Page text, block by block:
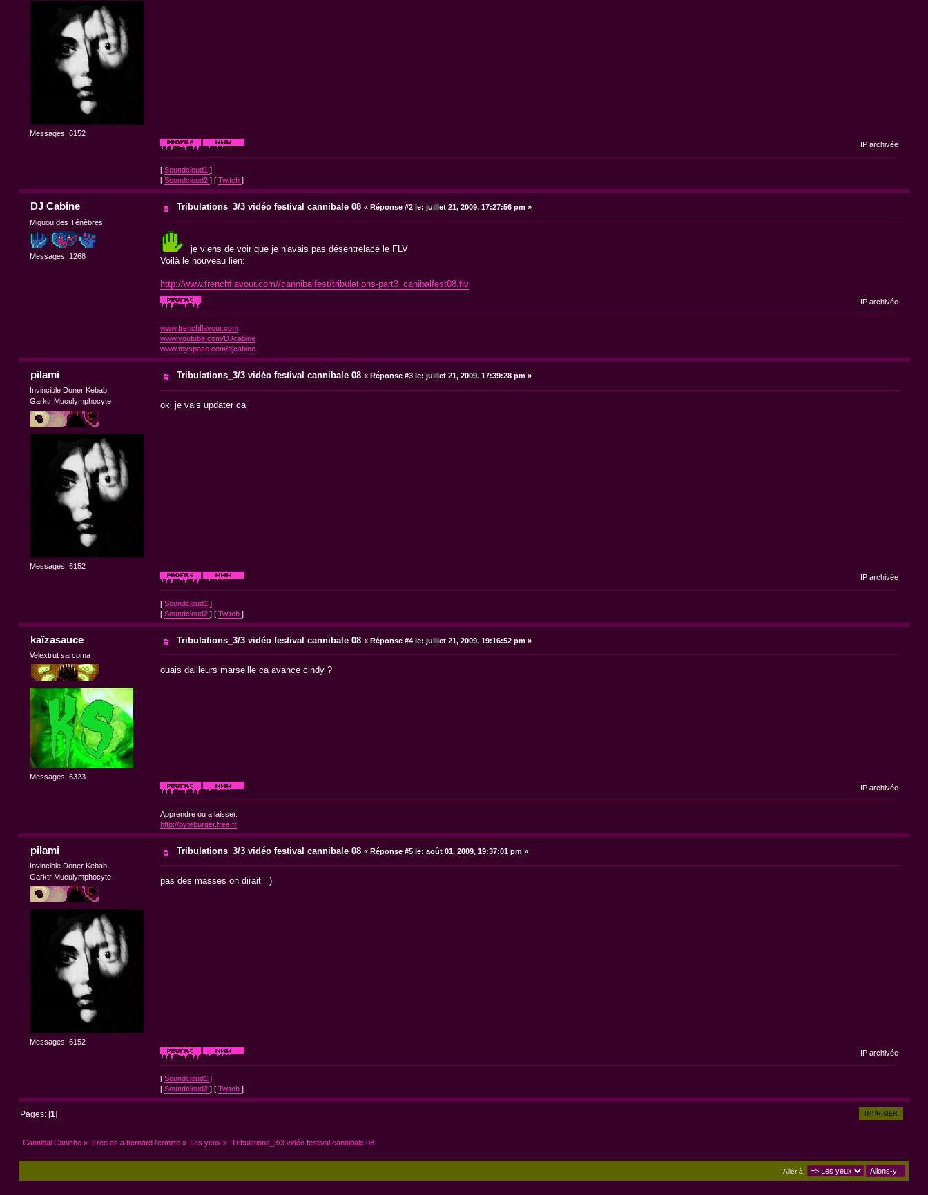
Messages: 6152
IP archivée
[ Soundcloud1 ]
[ Soundcloud2 ] [ Twitch ]
DJ Cabine
Miguou des Ténèbres
Messages: 1268
Tribulations_3/3 vidéo festival cannibale 08 « Réponse #2 le: juillet 21, 2009, 17:27:56 pm »
je viens de voir que je n'avais pas désentrelacé le FLV
Voilà le nouveau lien:
http://www.frenchflavour.com//cannibalfest/tribulations-part3_canibalfest08.flv
IP archivée
www.frenchflavour.com
www.youtube.com/DJcabine
www.myspace.com/djcabine
pilami
Invincible Doner Kebab
Garktr Muculymphocyte
Messages: 6152
Tribulations_3/3 vidéo festival cannibale 08 « Réponse #3 le: juillet 21, 2009, 17:39:28 pm »
oki je vais updater ca
IP archivée
[ Soundcloud1 ]
[ Soundcloud2 ] [ Twitch ]
kaïzasauce
Velextrut sarcoma
Messages: 6323
Tribulations_3/3 vidéo festival cannibale 08 « Réponse #4 le: juillet 21, 2009, 19:16:52 pm »
ouais dailleurs marseille ca avance cindy ?
IP archivée
Apprendre ou a laisser.
http://byteburger.free.fr
pilami
Invincible Doner Kebab
Garktr Muculymphocyte
Messages: 6152
Tribulations_3/3 vidéo festival cannibale 08 « Réponse #5 le: août 01, 2009, 19:37:01 pm »
pas des masses on dirait =)
IP archivée
[ Soundcloud1 ]
[ Soundcloud2 ] [ Twitch ]
IMPRIMER
Pages: [1]
Cannibal Caniche » Free as a bernard l'ermitte» Les yeux » Tribulations_3/3 vidéo festival cannibale 08
Aller à: